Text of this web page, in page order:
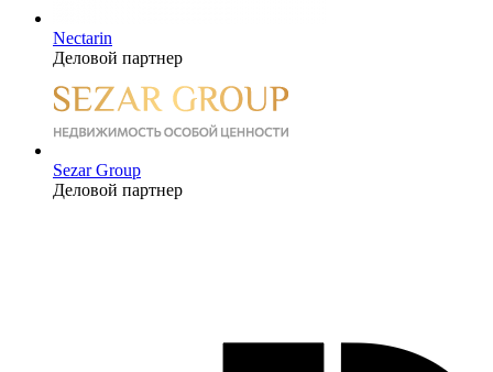
Nectarin
Деловой партнер
Sezar Group
Деловой партнер